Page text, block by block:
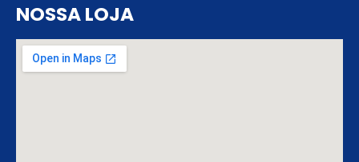
NOSSA LOJA